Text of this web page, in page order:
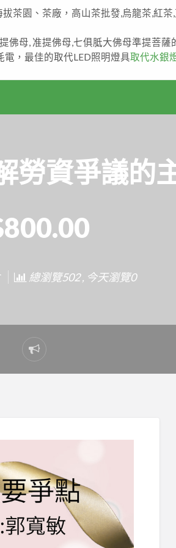
茶園、茶廠，高山茶批發,烏龍茶,紅茶
佛母, 准提佛母,七俱胝大佛母準提菩薩
電，最佳的取代LED照明燈具取代水銀
勞資爭議的
總瀏覽502 , 今天瀏覽0
Report
problem